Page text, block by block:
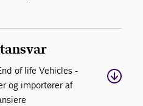
of life Vehicles -
og importører af